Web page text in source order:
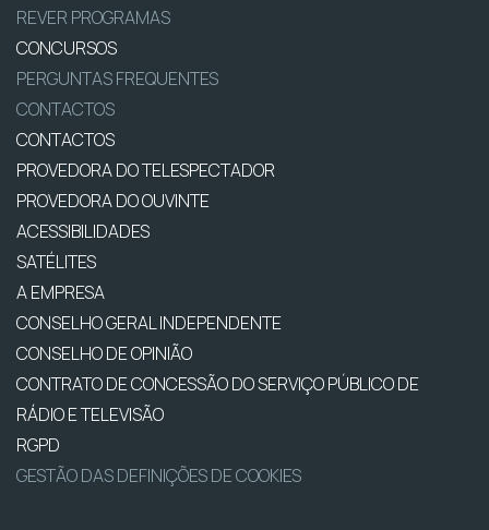
REVER PROGRAMAS
CONCURSOS
PERGUNTAS FREQUENTES
CONTACTOS
CONTACTOS
PROVEDORA DO TELESPECTADOR
PROVEDORA DO OUVINTE
ACESSIBILIDADES
SATÉLITES
A EMPRESA
CONSELHO GERAL INDEPENDENTE
CONSELHO DE OPINIÃO
CONTRATO DE CONCESSÃO DO SERVIÇO PÚBLICO DE
RÁDIO E TELEVISÃO
RGPD
GESTÃO DAS DEFINIÇÕES DE COOKIES